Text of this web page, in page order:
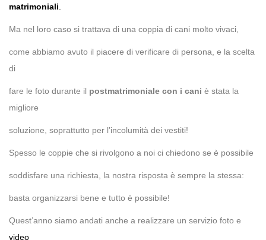
matrimoniali
Ma nel loro caso si trattava di una coppia di cani molto vivaci,
come abbiamo avuto il piacere di verificare di persona, e la scelta
di
fare le foto durante il postmatrimoniale con i cani è stata la
migliore
soluzione, soprattutto per l’incolumità dei vestiti!
Spesso le coppie che si rivolgono a noi ci chiedono se è possibile
soddisfare una richiesta, la nostra risposta è sempre la stessa:
basta organizzarsi bene e tutto è possibile!
Quest’anno siamo andati anche a realizzare un servizio foto e
video